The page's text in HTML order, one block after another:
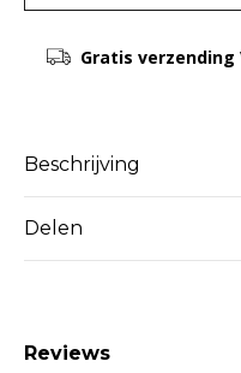
Gratis verzending
Beschrijving
Delen
Reviews